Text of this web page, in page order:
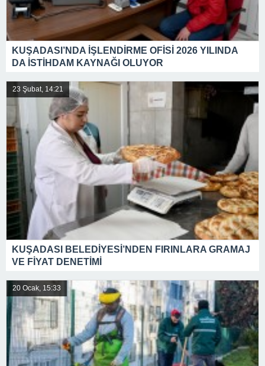
KUŞADASI’NDA İŞLENDİRME OFİSİ 2026 YILINDA
DA İSTİHDAM KAYNAĞI OLUYOR
23 Şubat, 14:21
KUŞADASI BELEDİYESİ’NDEN FIRINLARA GRAMAJ
VE FİYAT DENETİMİ
20 Ocak, 15:33